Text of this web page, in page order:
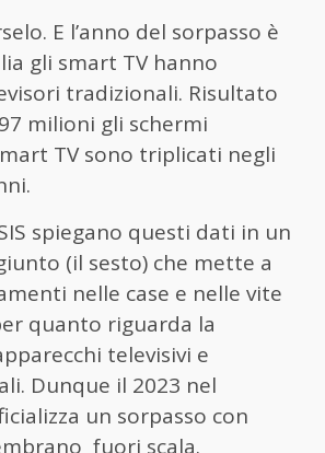
E l’anno del sorpasso è
gli smart TV hanno
tradizionali. Risultato
milioni gli schermi
TV sono triplicati negli
spiegano questi dati in un
(il sesto) che mette a
nelle case e nelle vite
quanto riguarda la
televisivi e
Dunque il 2023 nel
un sorpasso con
fuori scala.